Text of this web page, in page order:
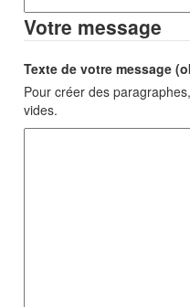
Votre message
Texte de votre message
Pour créer des
vides.